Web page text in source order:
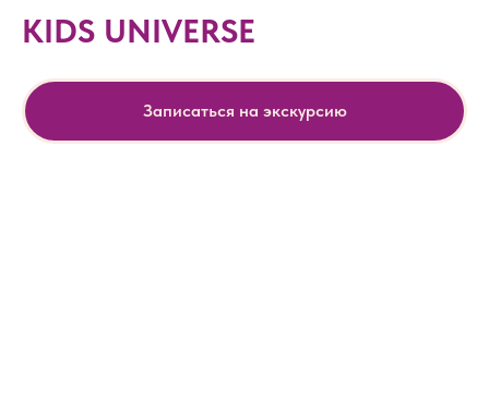
KIDS UNIVERSE
Записаться на экскурсию